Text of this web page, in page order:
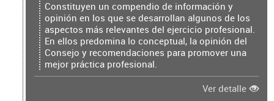
Constituyen un compendio de información y
opinión en los que se desarrollan algunos de los
aspectos más relevantes del ejercicio profesional.
En ellos predomina lo conceptual, la opinión del
Consejo y recomendaciones para promover una
mejor práctica profesional.
Ver detalle